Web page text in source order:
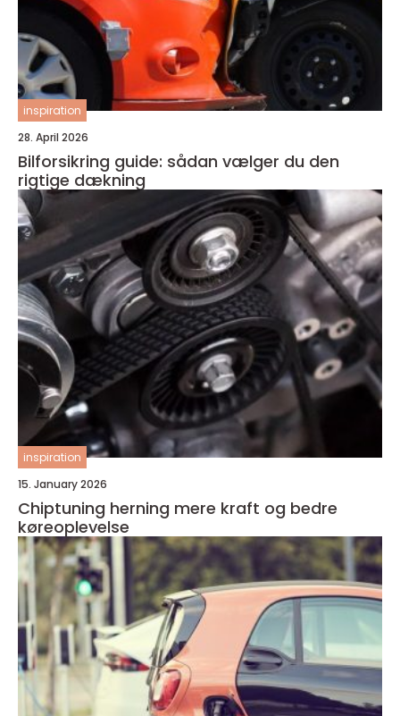
inspiration
28. April 2026
Bilforsikring guide: sådan vælger du den
rigtige dækning
inspiration
15. January 2026
Chiptuning herning mere kraft og bedre
køreoplevelse